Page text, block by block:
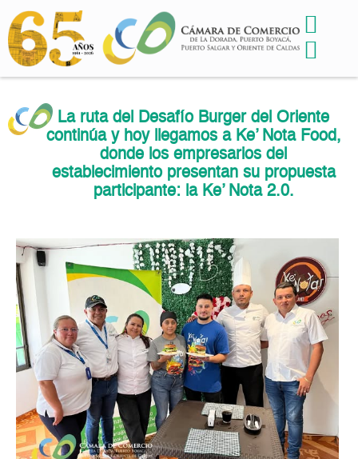
La ruta del Desafío Burger del Oriente
continúa y hoy llegamos a Ke’ Nota Food,
donde los empresarios del
establecimiento presentan su propuesta
participante: la Ke’ Nota 2.0.